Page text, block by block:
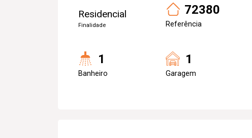
Residencial
Finalidade
72380
Referência
1
Banheiro
1
Garagem